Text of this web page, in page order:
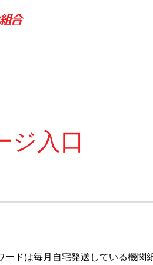
ジ入口
ードは毎月自宅発送している機関